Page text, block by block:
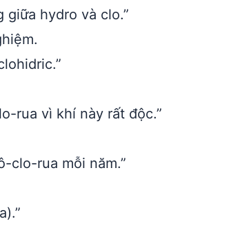
hydro và clo.”
rua vì khí này rất độc.”
clo-rua mỗi năm.”